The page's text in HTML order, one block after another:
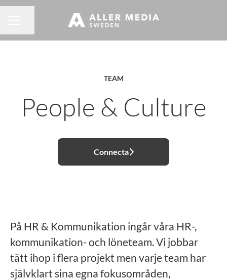
TEAM
People & Culture
Connecta
På HR & Kommunikation ingår våra HR-,
kommunikation- och löneteam. Vi jobbar
tätt ihop i flera projekt men varje team har
självklart sina egna fokusområden,